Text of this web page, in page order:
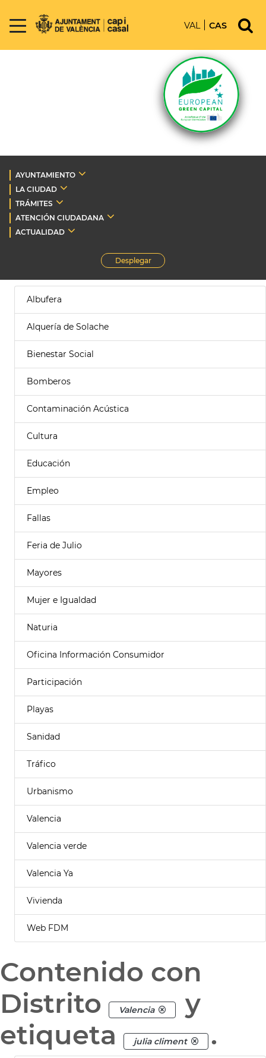
VAL CAS
AYUNTAMIENTO
LA CIUDAD
TRÁMITES
ATENCIÓN CIUDADANA
ACTUALIDAD
Desplegar
Albufera
Alquería de Solache
Bienestar Social
Bomberos
Contaminación Acústica
Cultura
Educación
Empleo
Fallas
Feria de Julio
Mayores
Mujer e Igualdad
Naturia
Oficina Información Consumidor
Participación
Playas
Sanidad
Tráfico
Urbanismo
Valencia
Valencia verde
Valencia Ya
Vivienda
Web FDM
Contenido con
Distrito
Valencia
y
etiqueta
julia climent .